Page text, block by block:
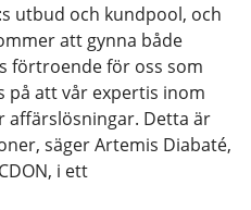
utbud och kundpool, och
att gynna både
förtroende för oss som
på att vår expertis inom
affärslösningar. Detta är
säger Artemis Diabaté,
i ett